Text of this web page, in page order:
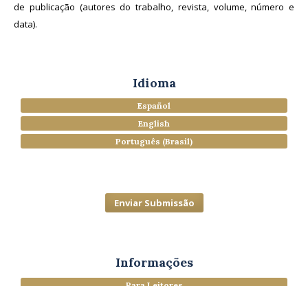
de publicação (autores do trabalho, revista, volume, número e
data).
Idioma
Español
English
Português (Brasil)
Enviar Submissão
Informações